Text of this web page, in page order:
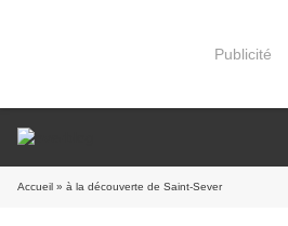
Publicité
Accueil » à la découverte de Saint-Sever